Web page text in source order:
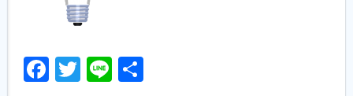
Facebook
Twitter
Line